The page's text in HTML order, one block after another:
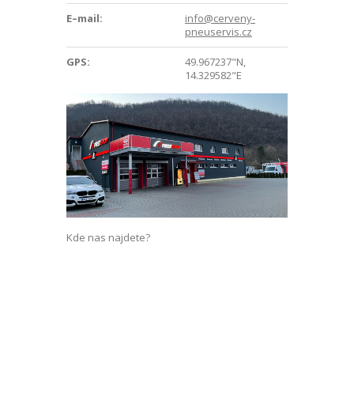
E–mail:
info@cerveny-
pneuservis.cz
GPS:
49.967237"N,
14.329582"E
Kde nas najdete?